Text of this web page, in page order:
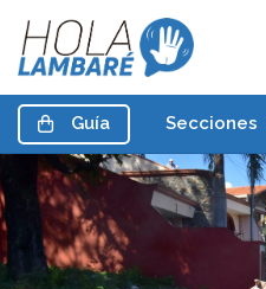
Guía Secciones